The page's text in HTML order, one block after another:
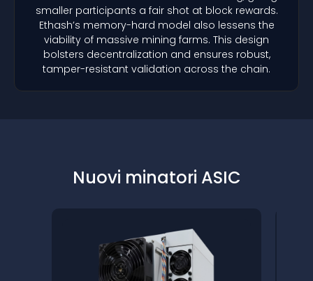
smaller participants a fair shot at block rewards.
Ethash’s memory-hard model also lessens the
viability of massive mining farms. This design
bolsters decentralization and ensures robust,
tamper-resistant validation across the chain.
Nuovi minatori ASIC